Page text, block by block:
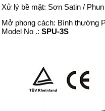
Xử lý bề mặt: Sơn Satin /
Mở phong cách: Bình thường
Model No .: SPU-3S